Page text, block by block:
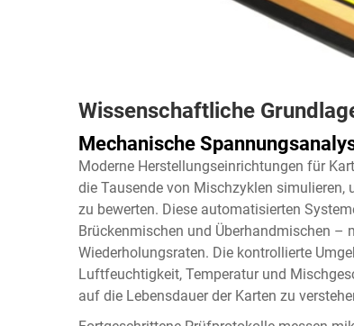
Wissenschaftliche
Mechanische
Moderne Herstellungseinrichtungen für
die Tausende von Mischzyklen simulieren,
zu bewerten. Diese automatisierten
Brückenmischen und Überhandmischen
Wiederholungsraten. Die kontrollierte
Luftfeuchtigkeit, Temperatur und
auf die Lebensdauer der Karten zu